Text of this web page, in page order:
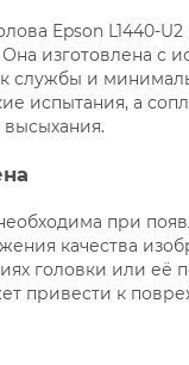
Epson L1440-
изготовлена с
службы и
испытания, а
при
качества
головки или её
привести к